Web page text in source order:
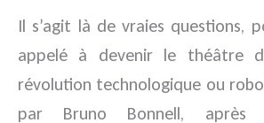
Il s’agit là de vraies questions,
appelé à devenir le théâtre
révolution technologique ou
par Bruno Bonnell, après